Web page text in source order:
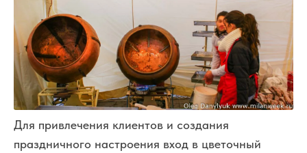
Для привлечения клиентов и создания
праздничного настроения вход в цветочный